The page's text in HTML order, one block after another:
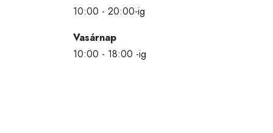
10:00 - 20:00-ig
Vasárnap
10:00 - 18:00 -ig